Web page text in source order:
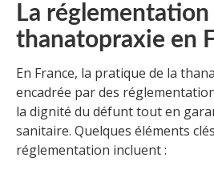
La réglementation
thanatopraxie en
En France, la pratique de la
encadrée par des
la dignité du défunt tout en
sanitaire. Quelques éléments
réglementation incluent :